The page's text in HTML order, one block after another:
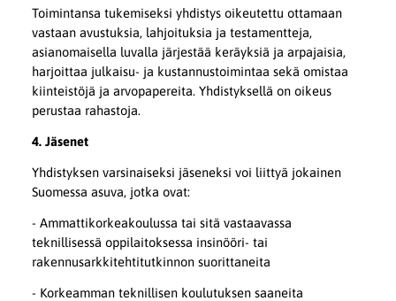
Toimintansa tukemiseksi yhdistys oikeutettu ottamaan
vastaan avustuksia, lahjoituksia ja testamentteja,
asianomaisella luvalla järjestää keräyksiä ja arpajaisia,
harjoittaa julkaisu- ja kustannustoimintaa sekä omistaa
kiinteistöjä ja arvopapereita. Yhdistyksellä on oikeus
perustaa rahastoja.
4. Jäsenet
Yhdistyksen varsinaiseksi jäseneksi voi liittyä jokainen
Suomessa asuva, jotka ovat:
- Ammattikorkeakoulussa tai sitä vastaavassa
teknillisessä oppilaitoksessa insinööri- tai
rakennusarkkitehtitutkinnon suorittaneita
- Korkeamman teknillisen koulutuksen saaneita